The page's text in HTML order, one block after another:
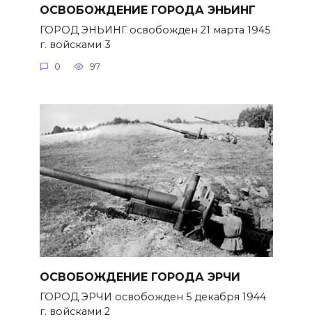
ОСВОБОЖДЕНИЕ ГОРОДА ЭНЬИНГ
ГОРОД ЭНЬИНГ освобожден 21 марта 1945
г. войсками 3
0 97
ОСВОБОЖДЕНИЕ ГОРОДА ЭРЧИ
ГОРОД ЭРЧИ освобожден 5 декабря 1944
г. войсками 2